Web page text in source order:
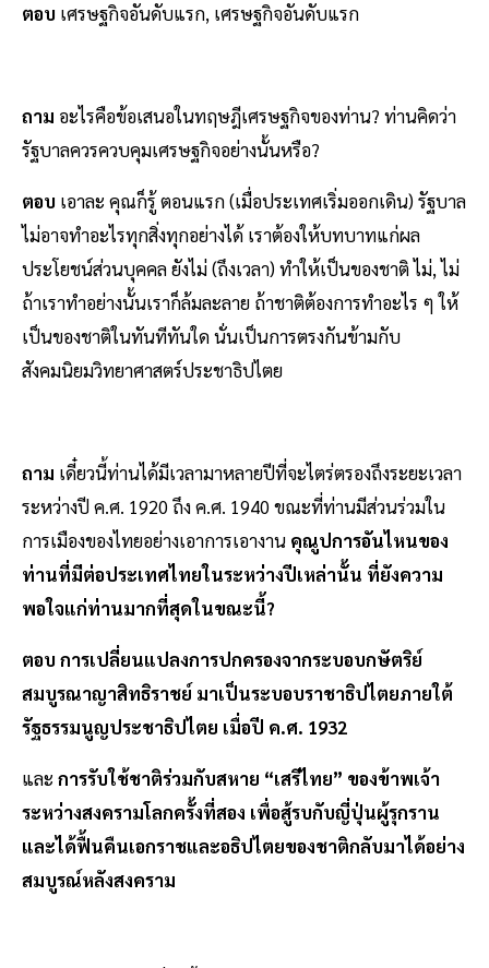
ตอบ เศรษฐกิจอันดับแรก, เศรษฐกิจอันดับแรก
ถาม อะไรคือข้อเสนอในทฤษฎีเศรษฐกิจของท่าน? ท่านคิดว่า
รัฐบาลควรควบคุมเศรษฐกิจอย่างนั้นหรือ?
ตอบ เอาละ คุณก็รู้ ตอนแรก (เมื่อประเทศเริ่มออกเดิน) รัฐบาล
ไม่อาจทําอะไรทุกสิ่งทุกอย่างได้ เราต้องให้บทบาทแก่ผล
ประโยชน์ส่วนบุคคล ยังไม่ (ถึงเวลา) ทำให้เป็นของชาติ ไม่, ไม่
ถ้าเราทําอย่างนั้นเราก็ล้มละลาย ถ้าชาติต้องการทําอะไร ๆ ให้
เป็นของชาติในทันทีทันใด นั่นเป็นการตรงกันข้ามกับ
สังคมนิยมวิทยาศาสตร์ประชาธิปไตย
ถาม เดี๋ยวนี้ท่านได้มีเวลามาหลายปีที่จะไตร่ตรองถึงระยะเวลา
ระหว่างปี ค.ศ. 1920 ถึง ค.ศ. 1940 ขณะที่ท่านมีส่วนร่วมใน
การเมืองของไทยอย่างเอาการเอางาน คุณูปการอันไหนของ
ท่านที่มีต่อประเทศไทยในระหว่างปีเหล่านั้น ที่ยังความ
พอใจแก่ท่านมากที่สุดในขณะนี้?
ตอบ การเปลี่ยนแปลงการปกครองจากระบอบกษัตริย์
สมบูรณาญาสิทธิราชย์ มาเป็นระบอบราชาธิปไตยภายใต้
รัฐธรรมนูญประชาธิปไตย เมื่อปี ค.ศ. 1932
และ การรับใช้ชาติร่วมกับสหาย “เสรีไทย” ของข้าพเจ้า
ระหว่างสงครามโลกครั้งที่สอง เพื่อสู้รบกับญี่ปุ่นผู้รุกราน
และได้ฟื้นคืนเอกราชและอธิปไตยของชาติกลับมาได้อย่าง
สมบูรณ์หลังสงคราม